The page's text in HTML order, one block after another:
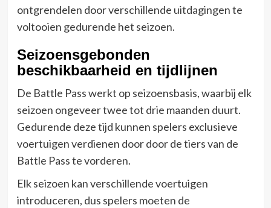
ontgrendelen door verschillende uitdagingen te
voltooien gedurende het seizoen.
Seizoensgebonden
beschikbaarheid en tijdlijnen
De Battle Pass werkt op seizoensbasis, waarbij elk
seizoen ongeveer twee tot drie maanden duurt.
Gedurende deze tijd kunnen spelers exclusieve
voertuigen verdienen door door de tiers van de
Battle Pass te vorderen.
Elk seizoen kan verschillende voertuigen
introduceren, dus spelers moeten de